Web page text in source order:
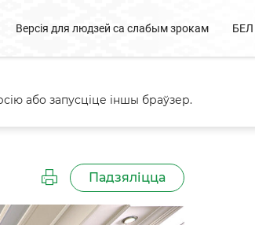
Версія для людзей са слабым зрокам БЕЛ
Падзяліцца
або запусціце іншы браўзер.